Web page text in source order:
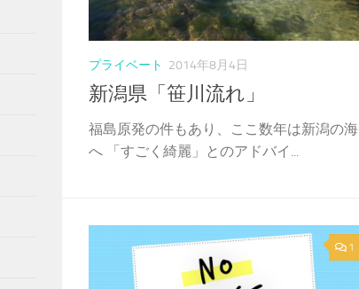
プライベート 2014年8月4日
新潟県「笹川流れ」
福島原発の件もあり、ここ数年は新潟の海
へ 「すごく綺麗」とのアドバイ...
1